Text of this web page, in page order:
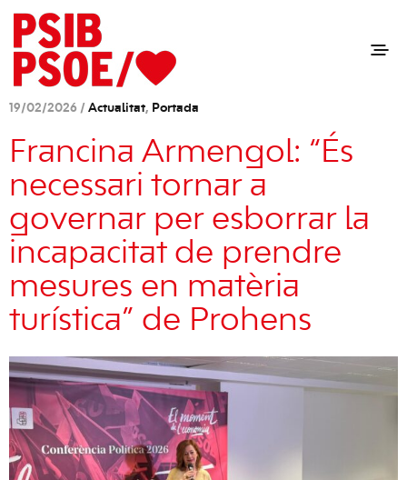
19/02/2026 / Actualitat, Portada
Francina Armengol: “És
necessari tornar a
governar per esborrar la
incapacitat de prendre
mesures en matèria
turística” de Prohens